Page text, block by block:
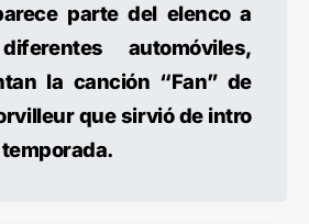
parte del elenco a
automóviles,
la canción “Fan” de
que sirvió de intro